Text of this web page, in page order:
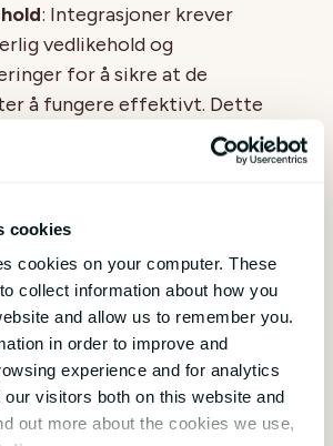
cookies
cookies on your computer. These
collect information about how you
and allow us to remember you.
in order to improve and
experience and for analytics
visitors both on this website and
out more about the cookies we use,
: Integrasjoner krever
vedlikehold og
for å sikre at de
å fungere effektivt. Dette
ekstra kostnader og
er en uunnværlig del av
systemer og
De muliggjør mer
bedre datakvalitet
brukeropplevelse. Til tross